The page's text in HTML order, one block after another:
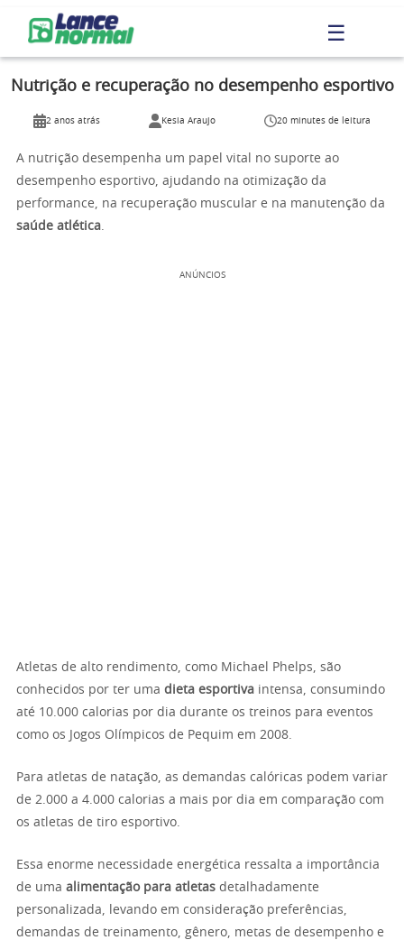
☰
Nutrição e recuperação no desempenho esportivo
2 anos atrás Kesia Araujo 20 minutes de leitura
A nutrição desempenha um papel vital no suporte ao
desempenho esportivo, ajudando na otimização da
performance, na recuperação muscular e na manutenção da
saúde atlética.
ANÚNCIOS
Atletas de alto rendimento, como Michael Phelps, são
conhecidos por ter uma dieta esportiva intensa, consumindo
até 10.000 calorias por dia durante os treinos para eventos
como os Jogos Olímpicos de Pequim em 2008.
Para atletas de natação, as demandas calóricas podem variar
de 2.000 a 4.000 calorias a mais por dia em comparação com
os atletas de tiro esportivo.
Essa enorme necessidade energética ressalta a importância
de uma alimentação para atletas detalhadamente
personalizada, levando em consideração preferências,
demandas de treinamento, gênero, metas de desempenho e